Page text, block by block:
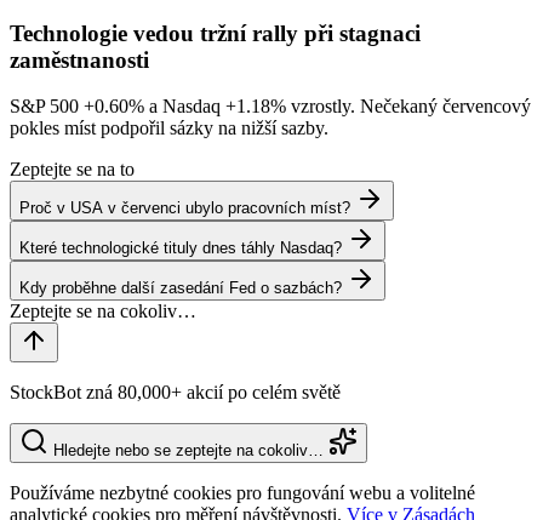
Technologie vedou tržní rally při stagnaci
zaměstnanosti
S&P 500 +0.60% a Nasdaq +1.18% vzrostly. Nečekaný červencový
pokles míst podpořil sázky na nižší sazby.
Zeptejte se na to
Proč v USA v červenci ubylo pracovních míst?
Které technologické tituly dnes táhly Nasdaq?
Kdy proběhne další zasedání Fed o sazbách?
StockBot zná 80,000+ akcií po celém světě
Hledejte nebo se zeptejte na cokoliv…
Používáme nezbytné cookies pro fungování webu a volitelné
analytické cookies pro měření návštěvnosti. Více v Zásadách